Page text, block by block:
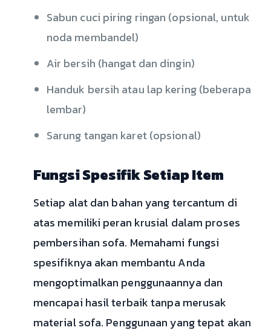
Sabun cuci piring ringan (opsional, untuk
noda membandel)
Air bersih (hangat dan dingin)
Handuk bersih atau lap kering (beberapa
lembar)
Sarung tangan karet (opsional)
Fungsi Spesifik Setiap Item
Setiap alat dan bahan yang tercantum di
atas memiliki peran krusial dalam proses
pembersihan sofa. Memahami fungsi
spesifiknya akan membantu Anda
mengoptimalkan penggunaannya dan
mencapai hasil terbaik tanpa merusak
material sofa. Penggunaan yang tepat akan